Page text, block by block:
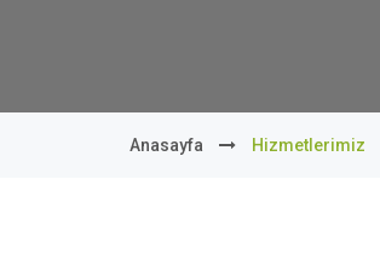
Anasayfa Hizmetlerimiz